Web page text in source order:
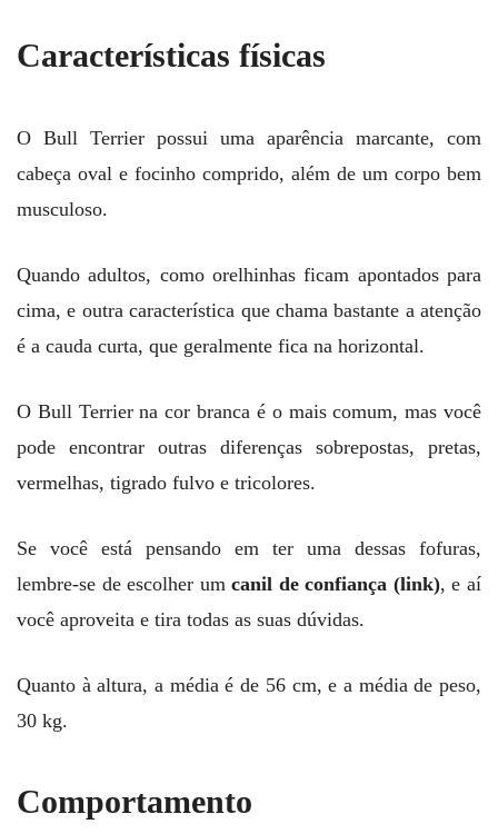
Características físicas
O Bull Terrier possui uma aparência marcante, com
cabeça oval e focinho comprido, além de um corpo bem
musculoso.
Quando adultos, como orelhinhas ficam apontados para
cima, e outra característica que chama bastante a atenção
é a cauda curta, que geralmente fica na horizontal.
O Bull Terrier na cor branca é o mais comum, mas você
pode encontrar outras diferenças sobrepostas, pretas,
vermelhas, tigrado fulvo e tricolores.
Se você está pensando em ter uma dessas fofuras,
lembre-se de escolher umcanil de confiança (link), e aí
você aproveita e tira todas as suas dúvidas.
Quanto à altura, a média é de 56 cm, e a média de peso,
30 kg.
Comportamento